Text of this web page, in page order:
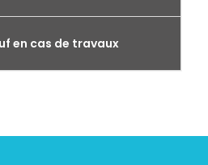
en cas de travaux